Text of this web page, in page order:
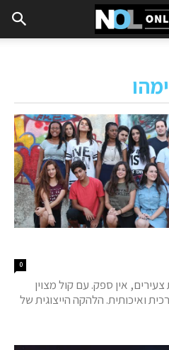
0
אין ספק. עם קול מצוין
ואיכותית. הלהקה הייצוגית של